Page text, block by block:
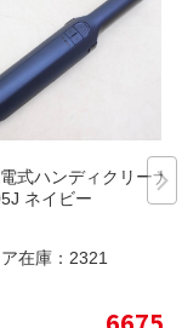
式ハンディクリーナ
ネイビー
在庫： 2321